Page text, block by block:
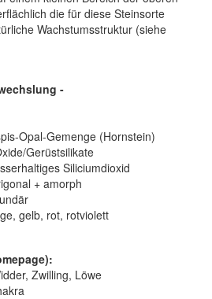
die für diese Steinsorte
Wachstumsstruktur (siehe
-
Opal-Gemenge (Hornstein)
Gerüstsilikate
Siliciumdioxid
+ amorph
gelb, rot, rotviolett
Zwilling, Löwe